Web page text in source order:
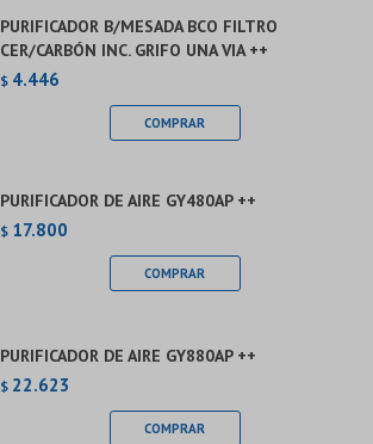
PURIFICADOR B/MESADA BCO FILTRO
CER/CARBÓN INC. GRIFO UNA VIA ++
$ 4.446
PURIFICADOR DE AIRE GY480AP ++
$ 17.800
PURIFICADOR DE AIRE GY880AP ++
$ 22.623